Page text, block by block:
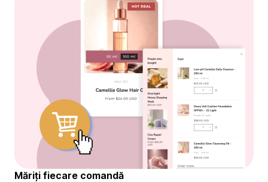
Măriți fiecare comandă